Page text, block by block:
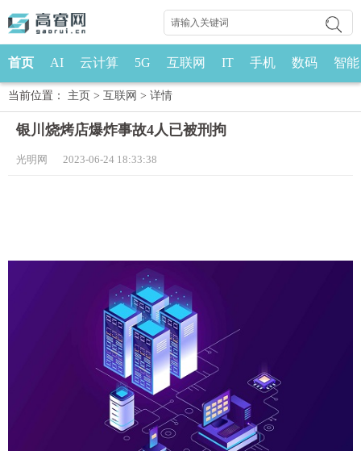
首页 AI 云计算 5G 互联网 IT 手机 数码 智能
当前位置： 主页 > 互联网 > 详情
银川烧烤店爆炸事故4人已被刑拘
光明网 2023-06-24 18:33:38